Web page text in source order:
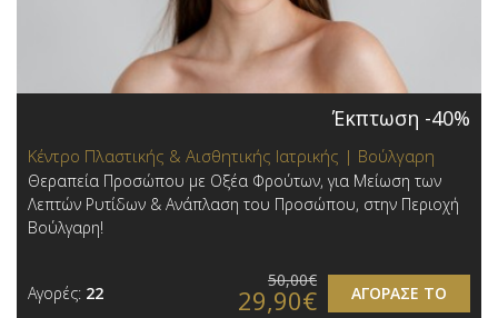
Έκπτωση -40%
Κέντρο Πλαστικής & Αισθητικής Ιατρικής | Βούλγαρη
Θεραπεία Προσώπου με Οξέα Φρούτων, για Μείωση των
Λεπτών Ρυτίδων & Ανάπλαση του Προσώπου, στην Περιοχή
Βούλγαρη!
Αγορές: 22 ΑΓΟΡΑΣΕ ΤΟ
50,00€
29,90€